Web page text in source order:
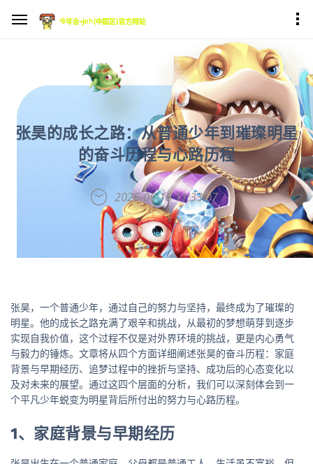
张昊的成长之路：从普通少年到璀璨明星
的奋斗历程与心路历程
2026-06-16 11:33:07
张昊，一个普通少年，通过自己的努力与坚持，最终成为了璀璨的
明星。他的成长之路充满了艰辛和挑战，从最初的梦想萌芽到逐步
实现自我价值，这个过程不仅是对外界环境的挑战，更是内心勇气
与毅力的锤炼。文章将从四个方面详细阐述张昊的奋斗历程：家庭
背景与早期经历、追梦过程中的挫折与坚持、成功后的心态变化以
及对未来的展望。通过这四个层面的分析，我们可以深刻体会到一
个平凡少年蜕变为明星背后所付出的努力与心路历程。
1、家庭背景与早期经历